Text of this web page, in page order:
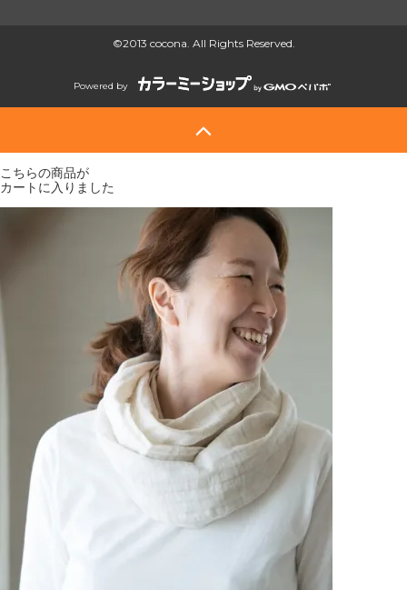
©2013 cocona. All Rights Reserved.
Powered by
こちらの商品が
カートに入りました